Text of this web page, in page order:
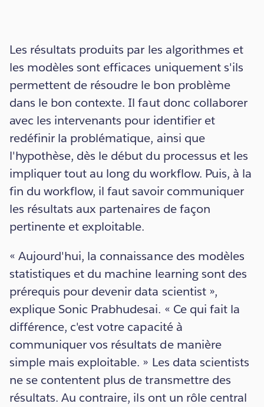
Les résultats produits par les algorithmes et
les modèles sont efficaces uniquement s'ils
permettent de résoudre le bon problème
dans le bon contexte. Il faut donc collaborer
avec les intervenants pour identifier et
redéfinir la problématique, ainsi que
l'hypothèse, dès le début du processus et les
impliquer tout au long du workflow. Puis, à la
fin du workflow, il faut savoir communiquer
les résultats aux partenaires de façon
pertinente et exploitable.
« Aujourd'hui, la connaissance des modèles
statistiques et du machine learning sont des
prérequis pour devenir data scientist »,
explique Sonic Prabhudesai. « Ce qui fait la
différence, c'est votre capacité à
communiquer vos résultats de manière
simple mais exploitable. » Les data scientists
ne se contentent plus de transmettre des
résultats. Au contraire, ils ont un rôle central